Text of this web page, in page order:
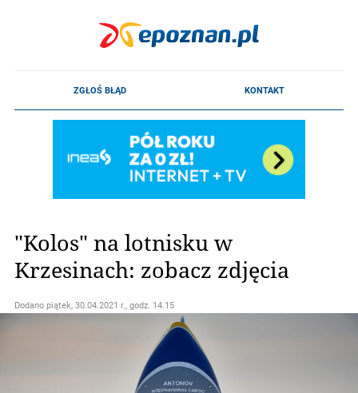
"Kolos" na lotnisku w
Krzesinach: zobacz zdjęcia
Dodano piątek, 30.04.2021 r., godz. 14.15